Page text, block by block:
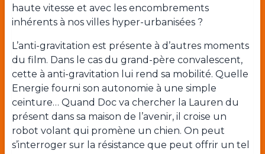
haute vitesse et avec les encombrements
inhérents à nos villes hyper-urbanisées ?
L’anti-gravitation est présente à d’autres moments
du film. Dans le cas du grand-père convalescent,
cette à anti-gravitation lui rend sa mobilité. Quelle
Energie fourni son autonomie à une simple
ceinture… Quand Doc va chercher la Lauren du
présent dans sa maison de l’avenir, il croise un
robot volant qui promène un chien. On peut
s’interroger sur la résistance que peut offrir un tel